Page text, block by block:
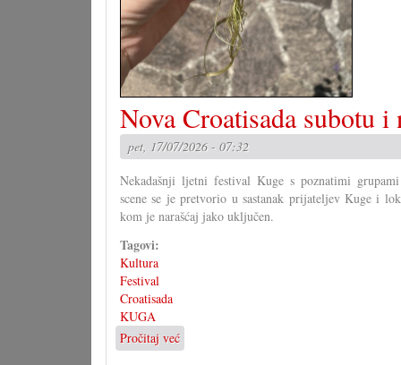
Nova Croatisada subotu
pet, 17/07/2026 - 07:32
Nekadašnji ljetni festival Kuge s poznatimi
scene se je pretvorio u sastanak prijateljev Kuge i
kom je narašćaj jako uključen.
Tagovi:
Kultura
Festival
Croatisada
KUGA
Pročitaj već
Nova